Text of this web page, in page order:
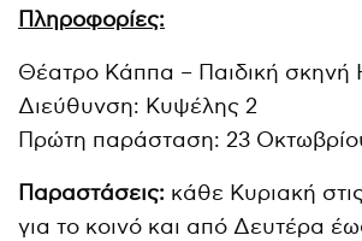
Πληροφορίες:
Θέατρο Κάππα – Παιδική σκηνή
Διεύθυνση: Κυψέλης 2
Πρώτη παράσταση: 23
Παραστάσεις: κάθε Κυριακή
για το κοινό και από Δευτέρα